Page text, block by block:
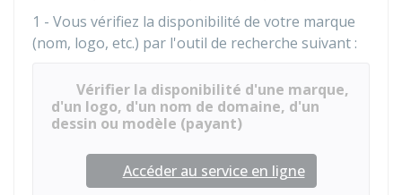
1 - Vous vérifiez la disponibilité de votre marque
(nom, logo, etc.) par l'outil de recherche suivant :
Vérifier la disponibilité d'une marque,
d'un logo, d'un nom de domaine, d'un
dessin ou modèle (payant)
Accéder au service en ligne